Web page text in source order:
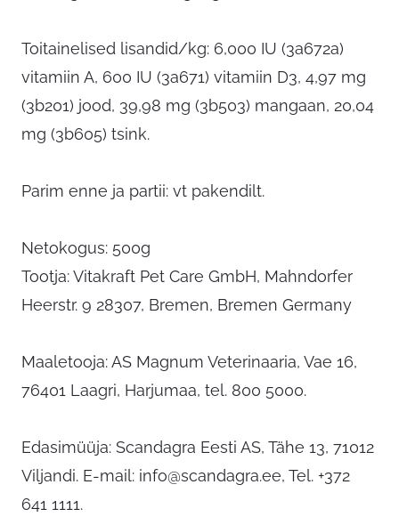
Toitainelised lisandid/kg: 6,000 IU (3a672a)
vitamiin A, 600 IU (3a671) vitamiin D3, 4,97 mg
(3b201) jood, 39,98 mg (3b503) mangaan, 20,04
mg (3b605) tsink.
Parim enne ja partii: vt pakendilt.
Netokogus: 500g
Tootja: Vitakraft Pet Care GmbH, Mahndorfer
Heerstr. 9 28307, Bremen, Bremen Germany
Maaletooja: AS Magnum Veterinaaria, Vae 16,
76401 Laagri, Harjumaa, tel. 800 5000.
Edasimüüja: Scandagra Eesti AS, Tähe 13, 71012
Viljandi. E-mail: info@scandagra.ee, Tel. +372
641 1111.